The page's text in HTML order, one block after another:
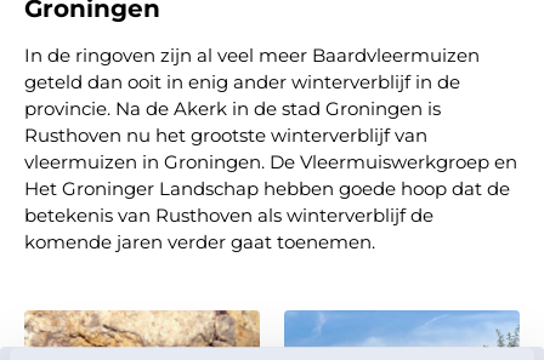
Groningen
In de ringoven zijn al veel meer Baardvleermuizen
geteld dan ooit in enig ander winterverblijf in de
provincie. Na de Akerk in de stad Groningen is
Rusthoven nu het grootste winterverblijf van
vleermuizen in Groningen. De Vleermuiswerkgroep en
Het Groninger Landschap hebben goede hoop dat de
betekenis van Rusthoven als winterverblijf de
komende jaren verder gaat toenemen.